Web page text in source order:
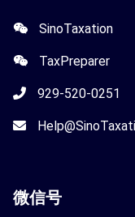
SinoTaxation
TaxPreparer
929-520-0251
微信号